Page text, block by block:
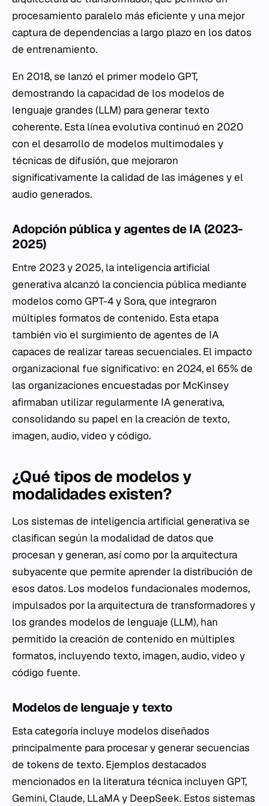
procesamiento paralelo más eficiente y una mejor
captura de dependencias a largo plazo en los datos
de entrenamiento.
En 2018, se lanzó el primer modelo GPT,
demostrando la capacidad de los modelos de
lenguaje grandes (LLM) para generar texto
coherente. Esta línea evolutiva continuó en 2020
con el desarrollo de modelos multimodales y
técnicas de difusión, que mejoraron
significativamente la calidad de las imágenes y el
audio generados.
Adopción pública y agentes de IA (2023-
2025)
Entre 2023 y 2025, la inteligencia artificial
generativa alcanzó la conciencia pública mediante
modelos como GPT-4 y Sora, que integraron
múltiples formatos de contenido. Esta etapa
también vio el surgimiento de agentes de IA
capaces de realizar tareas secuenciales. El impacto
organizacional fue significativo: en 2024, el 65% de
las organizaciones encuestadas por McKinsey
afirmaban utilizar regularmente IA generativa,
consolidando su papel en la creación de texto,
imagen, audio, video y código.
¿Qué tipos de modelos y
modalidades existen?
Los sistemas de inteligencia artificial generativa se
clasifican según la modalidad de datos que
procesan y generan, así como por la arquitectura
subyacente que permite aprender la distribución de
esos datos. Los modelos fundacionales modernos,
impulsados por la arquitectura de transformadores y
los grandes modelos de lenguaje (LLM), han
permitido la creación de contenido en múltiples
formatos, incluyendo texto, imagen, audio, video y
código fuente.
Modelos de lenguaje y texto
Esta categoría incluye modelos diseñados
principalmente para procesar y generar secuencias
de tokens de texto. Ejemplos destacados
mencionados en la literatura técnica incluyen GPT,
Gemini, Claude, LLaMA y DeepSeek. Estos sistemas